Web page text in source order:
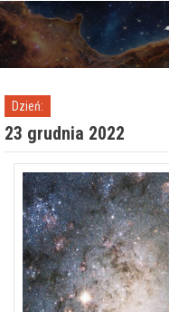
Przejdź do
Dzień:
23 grudnia 2022